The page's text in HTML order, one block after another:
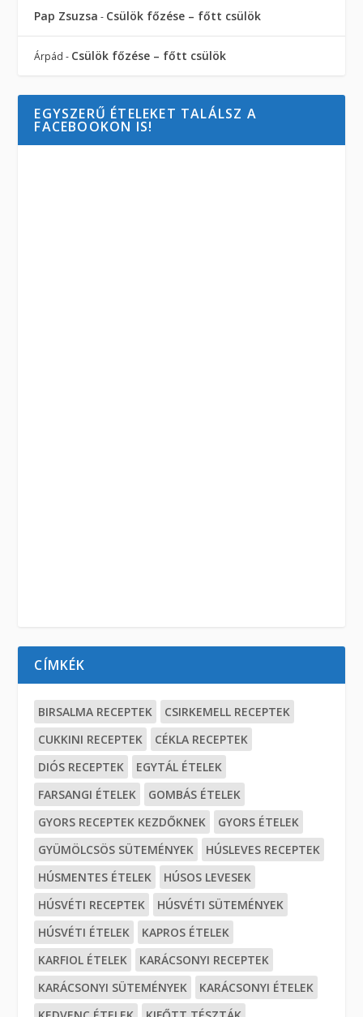
Pap Zsuzsa - Csülök főzése – főtt csülök
Árpád - Csülök főzése – főtt csülök
EGYSZERŰ ÉTELEKET TALÁLSZ A
FACEBOOKON IS!
CÍMKÉK
BIRSALMA RECEPTEK
CSIRKEMELL RECEPTEK
CUKKINI RECEPTEK
CÉKLA RECEPTEK
DIÓS RECEPTEK
EGYTÁL ÉTELEK
FARSANGI ÉTELEK
GOMBÁS ÉTELEK
GYORS RECEPTEK KEZDŐKNEK
GYORS ÉTELEK
GYÜMÖLCSÖS SÜTEMÉNYEK
HÚSLEVES RECEPTEK
HÚSMENTES ÉTELEK
HÚSOS LEVESEK
HÚSVÉTI RECEPTEK
HÚSVÉTI SÜTEMÉNYEK
HÚSVÉTI ÉTELEK
KAPROS ÉTELEK
KARFIOL ÉTELEK
KARÁCSONYI RECEPTEK
KARÁCSONYI SÜTEMÉNYEK
KARÁCSONYI ÉTELEK